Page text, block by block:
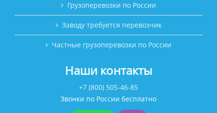
Грузоперевозки по России
Заводу требуется перевозчик
Частные грузоперевозки по России
Наши контакты
+7 (800) 505-46-85
Звонки по России бесплатно